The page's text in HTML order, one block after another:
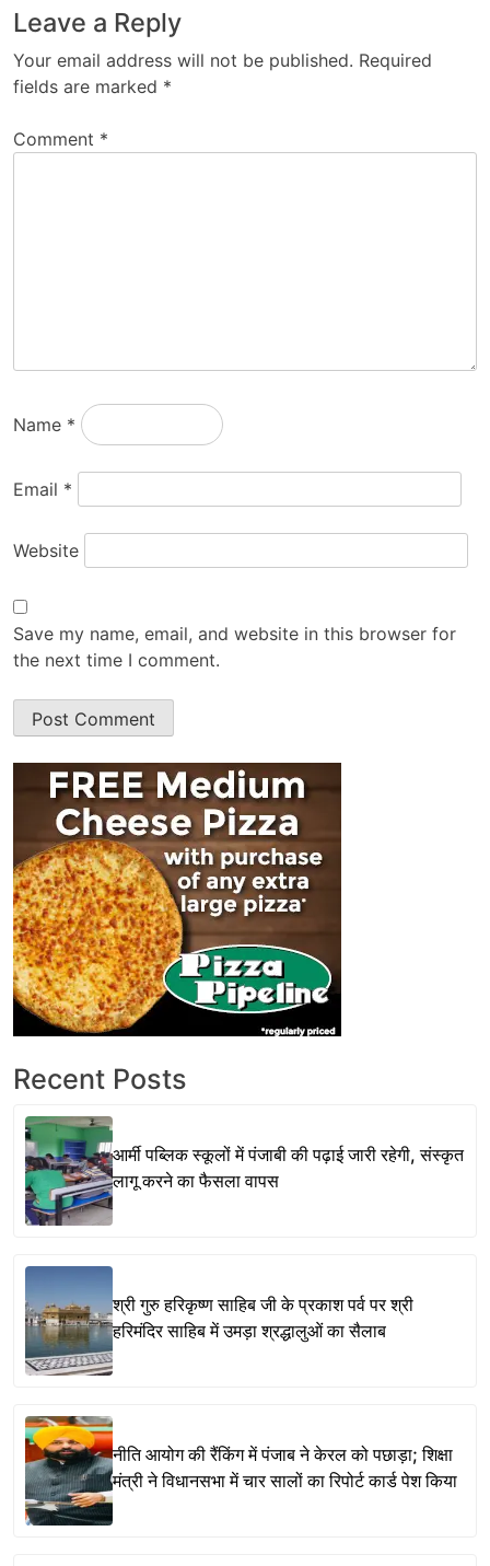
Leave a Reply
Your email address will not be published. Required
fields are marked *
Comment *
Name *
Email *
Website
Save my name, email, and website in this browser for
the next time I comment.
Recent Posts
आर्मी पब्लिक स्कूलों में पंजाबी की पढ़ाई जारी रहेगी, संस्कृत
लागू करने का फैसला वापस
श्री गुरु हरिकृष्ण साहिब जी के प्रकाश पर्व पर श्री
हरिमंदिर साहिब में उमड़ा श्रद्धालुओं का सैलाब
नीति आयोग की रैंकिंग में पंजाब ने केरल को पछाड़ा; शिक्षा
मंत्री ने विधानसभा में चार सालों का रिपोर्ट कार्ड पेश किया